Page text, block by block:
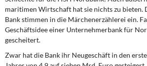
maritimen Wirtschaft hat sie nichts zu bieten.
Bank stimmen in die Märchenerzählerei ein.
Geschäftsidee einer Unternehmerbank für
gescheitert.
Zwar hat die Bank ihr Neugeschäft in den